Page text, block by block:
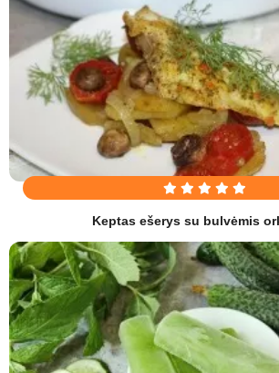
Keptas ešerys su bulvėmis